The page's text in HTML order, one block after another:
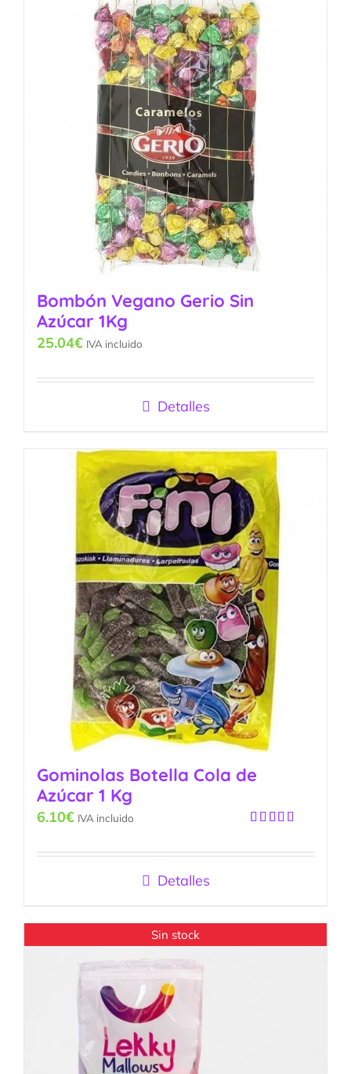
Bombón Vegano Gerio Sin
Azúcar 1Kg
25.04€ IVA incluido
Detalles
Gominolas Botella Cola de
Azúcar 1 Kg
con5.00de
6.10€ IVA incluido
Detalles
Sin stock